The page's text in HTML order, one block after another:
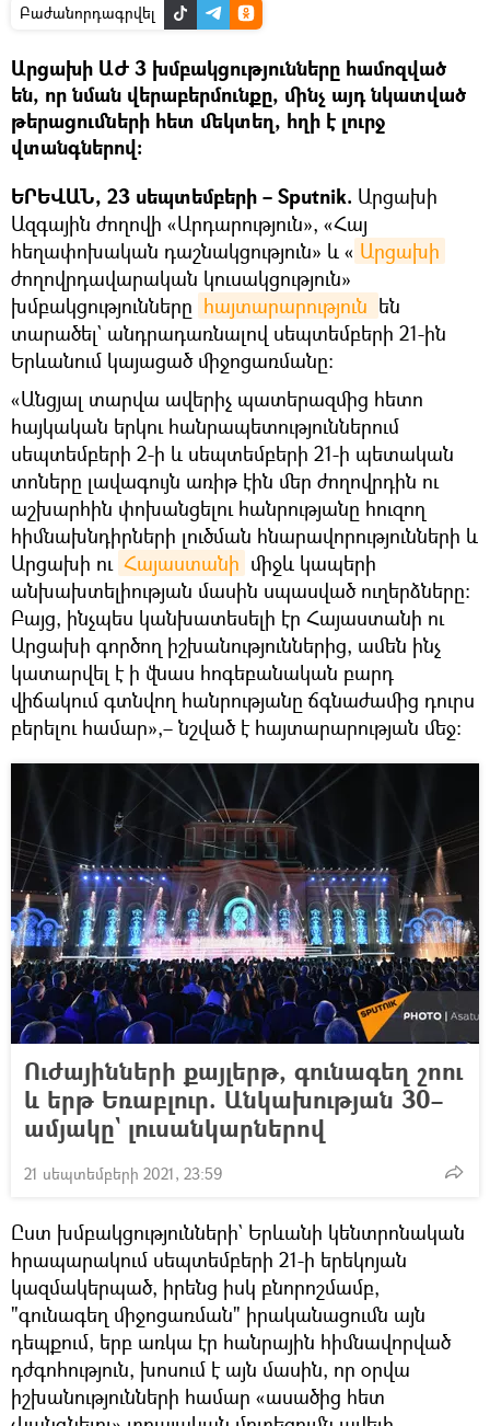
Բաժանորդագրվել
Արցախի ԱԺ 3 խմբակցությունները համոզված
են, որ նման վերաբերմունքը, մինչ այդ նկատված
թերացումների հետ մեկտեղ, հղի է լուրջ
վտանգներով։
ԵՐԵՎԱՆ, 23 սեպտեմբերի – Sputnik. Արցախի
Ազգային ժողովի «Արդարություն», «Հայ
հեղափոխական դաշնակցություն» և « Արցախի
ժողովրդավարական կուսակցություն»
խմբակցությունները հայտարարություն են
տարածել` անդրադառնալով սեպտեմբերի 21-ին
Երևանում կայացած միջոցառմանը։
«Անցյալ տարվա ավերիչ պատերազմից հետո
հայկական երկու հանրապետություններում
սեպտեմբերի 2-ի և սեպտեմբերի 21-ի պետական
տոները լավագույն առիթ էին մեր ժողովրդին ու
աշխարհին փոխանցելու հանրությանը հուզող
հիմնախնդիրների լուծման հնարավորությունների և
Արցախի ու Հայաստանի միջև կապերի
անխախտելիության մասին սպասված ուղերձները:
Բայց, ինչպես կանխատեսելի էր Հայաստանի ու
Արցախի գործող իշխանություններից, ամեն ինչ
կատարվել է ի վնաս հոգեբանական բարդ
վիճակում գտնվող հանրությանը ճգնաժամից դուրս
բերելու համար»,– նշված է հայտարարության մեջ:
Ուժայինների քայլերթ, գունագեղ շոու
և երթ Եռաբլուր. Անկախության 30–
ամյակը` լուսանկարներով
21 սեպտեմբերի 2021, 23:59
Ըստ խմբակցությունների` Երևանի կենտրոնական
հրապարակում սեպտեմբերի 21-ի երեկոյան
կազմակերպած, իրենց իսկ բնորոշմամբ,
"գունագեղ միջոցառման" իրականացումն այն
դեպքում, երբ առկա էր հանրային հիմնավորված
դժգոհություն, խոսում է այն մասին, որ օրվա
իշխանությունների համար «ասածից հետ